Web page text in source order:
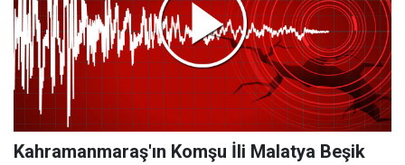
Kahramanmaraş'ın Komşu İli Malatya Beşik